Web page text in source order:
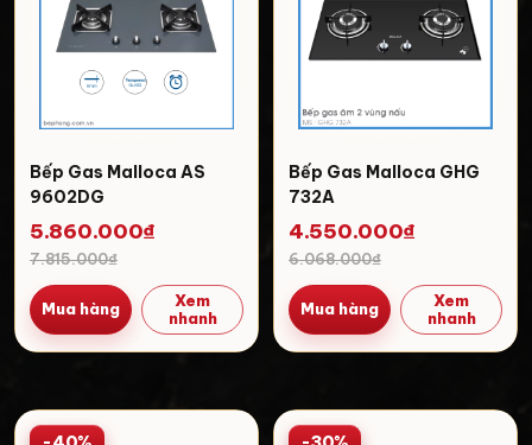
Bếp Gas Malloca AS
9602DG
5.860.000₫
7.815.000₫
Mua hàng
Xem
nhanh
Bếp Gas Malloca GHG
732A
4.550.000₫
6.068.000₫
Mua hàng
Xem
nhanh